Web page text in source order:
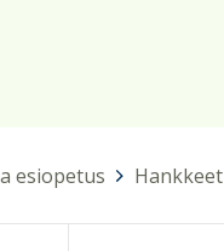
esiopetus Hankkeet